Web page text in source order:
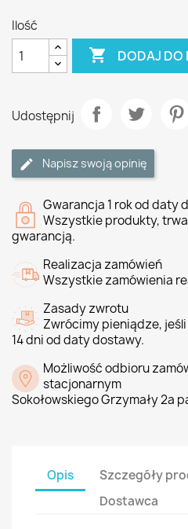
Ilość
 DODAJ DO
Udostępnij
Napisz swoją opinię
Gwarancja 1 rok od daty
Wszystkie produkty,
gwarancją.
Realizacja zamówień
Wszystkie zamówienia
Zasady zwrotu
Zwrócimy pieniądze,
14 dni od daty dostawy.
Możliwość odbioru
stacjonarnym
Sokołowskiego Grzymały 2a
Opis
Szczegóły
Dostawca